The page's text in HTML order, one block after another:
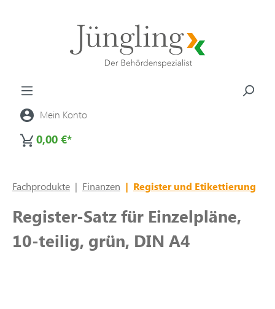
Mein Konto
0,00 €*
Fachprodukte | Finanzen | Register und Etikettierung
Register-Satz für Einzelpläne,
10-teilig, grün, DIN A4